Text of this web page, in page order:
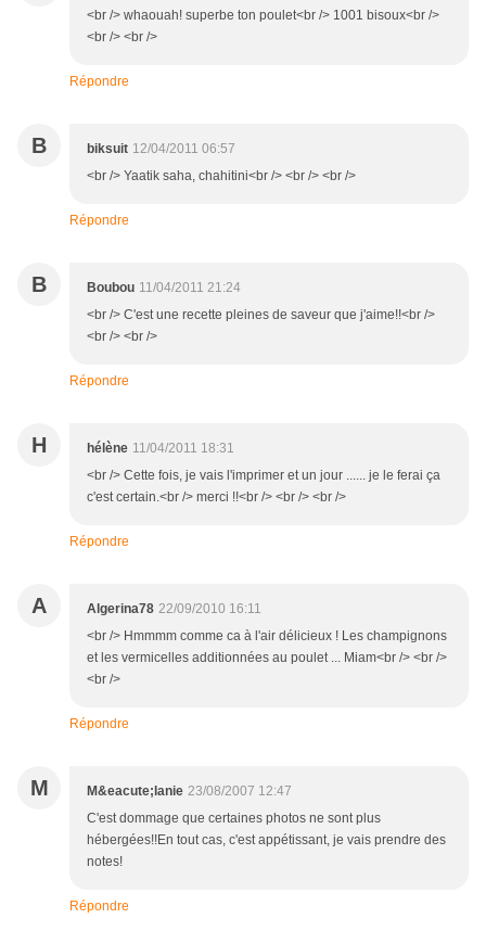
<br /> whaouah! superbe ton poulet<br /> 1001 bisoux<br />
<br /> <br />
Répondre
B biksuit 12/04/2011 06:57
<br /> Yaatik saha, chahitini<br /> <br /> <br />
Répondre
B Boubou 11/04/2011 21:24
<br /> C'est une recette pleines de saveur que j'aime!!<br />
<br /> <br />
Répondre
H hélène 11/04/2011 18:31
<br /> Cette fois, je vais l'imprimer et un jour ...... je le ferai ça
c'est certain.<br /> merci !!<br /> <br /> <br />
Répondre
A Algerina78 22/09/2010 16:11
<br /> Hmmmm comme ca à l'air délicieux ! Les champignons
et les vermicelles additionnées au poulet ... Miam<br /> <br />
<br />
Répondre
M M&eacute;lanie 23/08/2007 12:47
C'est dommage que certaines photos ne sont plus
hébergées!!En tout cas, c'est appétissant, je vais prendre des
notes!
Répondre